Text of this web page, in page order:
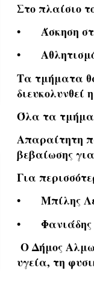
Στο πλαίσιο
•
Άσκηση
•
Τα τμήματα
Όλα τα
Απαραίτητη
βεβαίωσης
Για
•
Μπίλης
•
Φανιάδης
Ο Δήμος
υγεία, τη